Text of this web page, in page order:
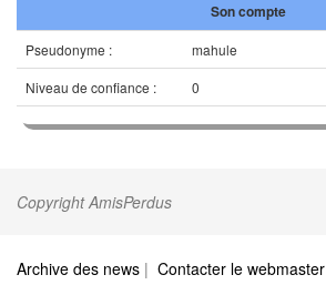
Son compte
Pseudonyme :
mahule
Niveau de confiance :
0
Copyright AmisPerdus
Archive des news | Contacter le webmaster